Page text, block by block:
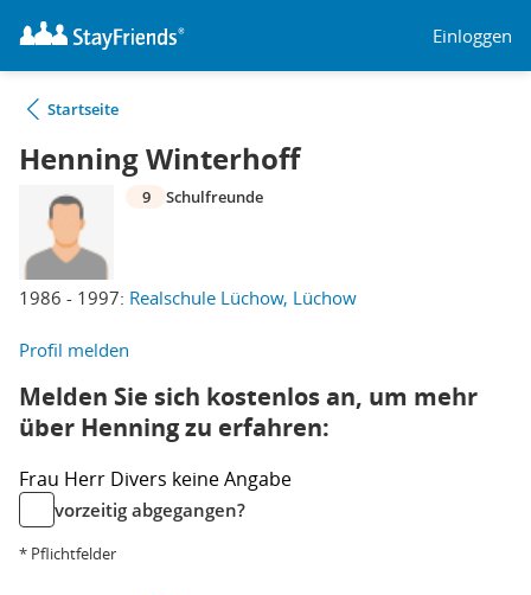
Einloggen
Startseite
Henning Winterhoff
1986 - 1997: Realschule Lüchow, Lüchow
9 Schulfreunde
Profil melden
Melden Sie sich kostenlos an, um mehr
über Henning zu erfahren:
Frau Herr Divers keine Angabe
vorzeitig abgegangen?
* Pflichtfelder